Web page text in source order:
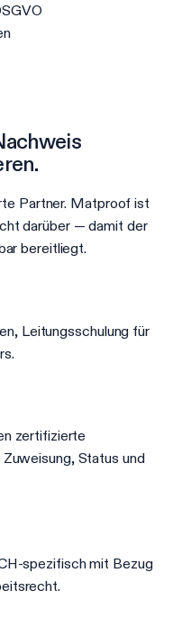
Partner. Matproof ist
darüber — damit der
bereitliegt.
Leitungsschulung für
zertifizierte
Status und
spezifisch mit Bezug